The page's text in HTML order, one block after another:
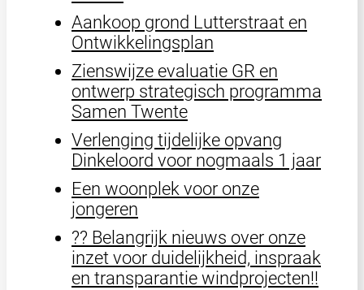
Aankoop grond Lutterstraat en
Ontwikkelingsplan
Zienswijze evaluatie GR en
ontwerp strategisch programma
Samen Twente
Verlenging tijdelijke opvang
Dinkeloord voor nogmaals 1 jaar
Een woonplek voor onze
jongeren
?? Belangrijk nieuws over onze
inzet voor duidelijkheid, inspraak
en transparantie windprojecten!!